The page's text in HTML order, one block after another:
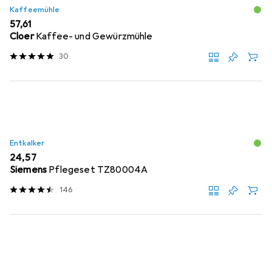
Kaffeemühle
EUR
57,61
Cloer Kaffee- und Gewürzmühle
30
Entkalker
EUR
24,57
Siemens Pflegeset TZ80004A
146